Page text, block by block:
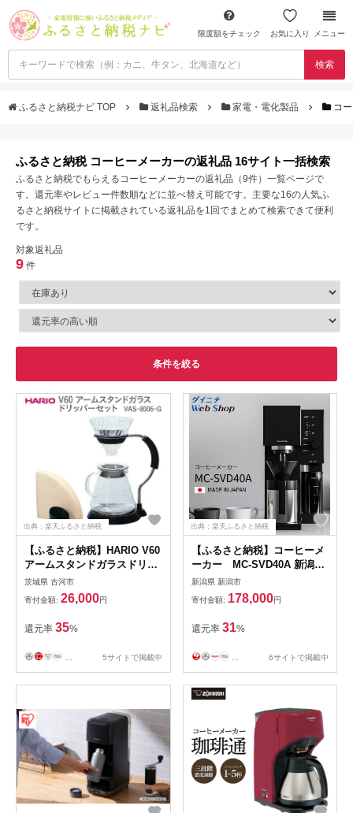
限度額をチェック お気に入り メニュー
検索
ふるさと納税ナビ TOP 返礼品検索 家電・電化製品 コ
ふるさと納税 コーヒーメーカーの返礼品 16サイト一括検索
ふるさと納税でもらえるコーヒーメーカーの返礼品（9件）一覧ページで
す。還元率やレビュー件数順などに並べ替え可能です。主要な16の人気ふ
るさと納税サイトに掲載されている返礼品を1回でまとめて検索できて便利
です。
対象返礼品
9 件
条件を絞る
出典：楽天ふるさと納税
【ふるさと納税】HARIO V60
アームスタンドガラスドリッ
パーセット VAS-8006-G｜ハ
リオ おしゃれ かわいい シン
プル スタイリッシュ 耐熱 ガ
ラス 器 熱湯 ドリッパー コー
ヒーサーバー ガラスポット
ピッチャー 日用品 キッチン
用品_FI12 ※離島への配送不
茨城県 古河市
寄付金額: 26,000円
還元率 35%
... 5サイトで掲載中
出典：楽天ふるさと納税
【ふるさと納税】コーヒーメ
ーカー MC-SVD40A 新潟市
家電 ダイニチ工業 お届け：
2月中旬～3月下旬配送
新潟県 新潟市
寄付金額: 178,000円
還元率 31%
... 6サイトで掲載中